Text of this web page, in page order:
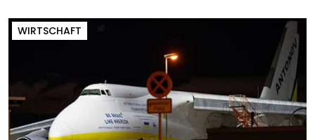
WIRTSCHAFT